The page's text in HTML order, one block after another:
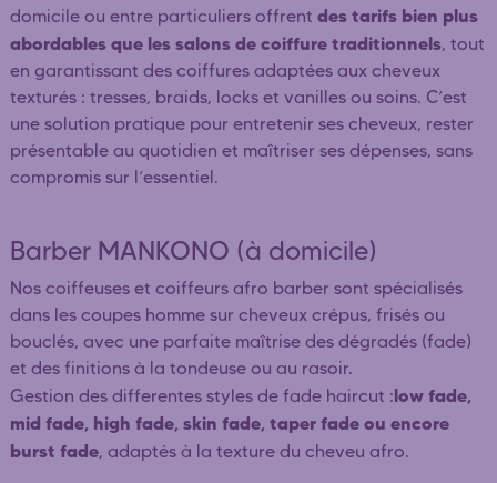
domicile ou entre particuliers offrent des tarifs bien plus
abordables que les salons de coiffure traditionnels, tout
en garantissant des coiffures adaptées aux cheveux
texturés : tresses, braids, locks et vanilles ou soins. C’est
une solution pratique pour entretenir ses cheveux, rester
présentable au quotidien et maîtriser ses dépenses, sans
compromis sur l’essentiel.
Barber MANKONO (à domicile)
Nos coiffeuses et coiffeurs afro barber sont spécialisés
dans les coupes homme sur cheveux crépus, frisés ou
bouclés, avec une parfaite maîtrise des dégradés (fade)
et des finitions à la tondeuse ou au rasoir.
Gestion des differentes styles de fade haircut :low fade,
mid fade, high fade, skin fade, taper fade ou encore
burst fade, adaptés à la texture du cheveu afro.